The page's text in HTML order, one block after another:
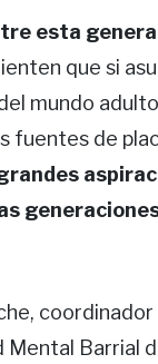
esta
que si
mundo
fuentes de
Mental Barrial